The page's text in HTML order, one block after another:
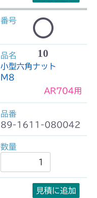
10
小型六角ナット
M8
AR704用
89-1611-080042
見積に追加